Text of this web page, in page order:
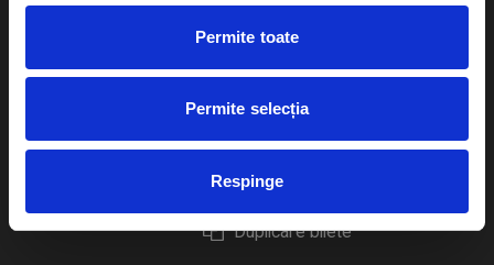
Permite toate
Permite selecția
Respinge
Plata online sau cash
eBilet printat acasa
Livrare prin curier
Returnare bilete
Duplicare bilete
festivaluri
Pentru copii